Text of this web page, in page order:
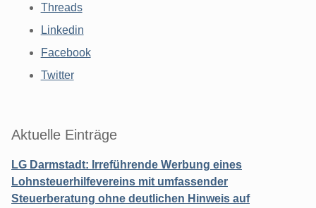
Threads
Linkedin
Facebook
Twitter
Aktuelle Einträge
LG Darmstadt: Irreführende Werbung eines
Lohnsteuerhilfevereins mit umfassender
Steuerberatung ohne deutlichen Hinweis auf